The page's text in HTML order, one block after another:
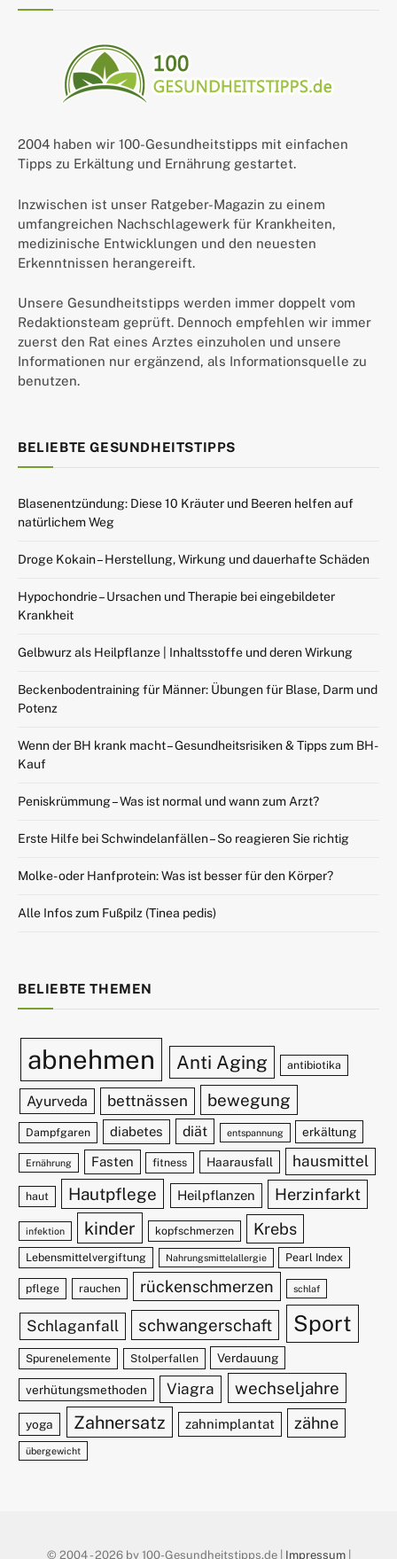
2004 haben wir 100-Gesundheitstipps mit einfachen
Tipps zu Erkältung und Ernährung gestartet.
Inzwischen ist unser Ratgeber-Magazin zu einem
umfangreichen Nachschlagewerk für Krankheiten,
medizinische Entwicklungen und den neuesten
Erkenntnissen herangereift.
Unsere Gesundheitstipps werden immer doppelt vom
Redaktionsteam geprüft. Dennoch empfehlen wir immer
zuerst den Rat eines Arztes einzuholen und unsere
Informationen nur ergänzend, als Informationsquelle zu
benutzen.
BELIEBTE GESUNDHEITSTIPPS
Blasenentzündung: Diese 10 Kräuter und Beeren helfen auf
natürlichem Weg
Droge Kokain – Herstellung, Wirkung und dauerhafte Schäden
Hypochondrie – Ursachen und Therapie bei eingebildeter
Krankheit
Gelbwurz als Heilpflanze | Inhaltsstoffe und deren Wirkung
Beckenbodentraining für Männer: Übungen für Blase, Darm und
Potenz
Wenn der BH krank macht – Gesundheitsrisiken & Tipps zum BH-
Kauf
Peniskrümmung – Was ist normal und wann zum Arzt?
Erste Hilfe bei Schwindelanfällen – So reagieren Sie richtig
Molke- oder Hanfprotein: Was ist besser für den Körper?
Alle Infos zum Fußpilz (Tinea pedis)
BELIEBTE THEMEN
abnehmen Anti Aging antibiotika
Ayurveda bettnässen bewegung
Dampfgaren diabetes diät entspannung erkältung
Ernährung Fasten fitness Haarausfall hausmittel
haut Hautpflege Heilpflanzen Herzinfarkt
infektion kinder kopfschmerzen Krebs
Lebensmittelvergiftung Nahrungsmittelallergie Pearl Index
pflege rauchen rückenschmerzen schlaf
Schlaganfall schwangerschaft Sport
Spurenelemente Stolperfallen Verdauung
verhütungsmethoden Viagra wechseljahre
yoga Zahnersatz zahnimplantat zähne
übergewicht
© 2004 - 2026 by 100-Gesundheitstipps.de | Impressum|